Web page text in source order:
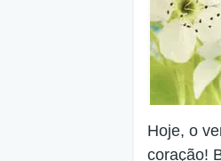
Hoje, o
coração!